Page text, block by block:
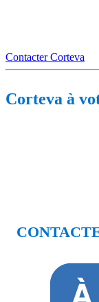
Contacter Corteva
Corteva à